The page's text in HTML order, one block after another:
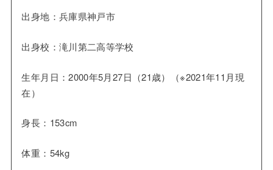
出身地：兵庫県神戸市
出身校：滝川第二高等学校
生年月日：2000年5月27日（21歳）（※2021年11月現
在）
身長：153cm
体重：54kg